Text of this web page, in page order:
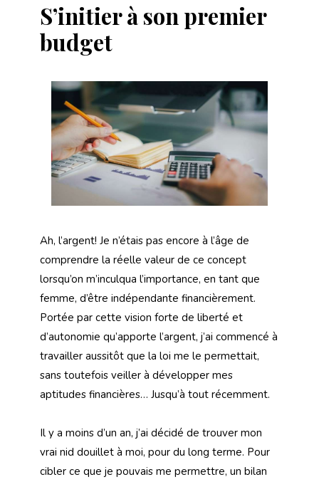
S’initier à son premier
budget
Ah, l’argent! Je n’étais pas encore à l’âge de
comprendre la réelle valeur de ce concept
lorsqu’on m’inculqua l’importance, en tant que
femme, d’être indépendante financièrement.
Portée par cette vision forte de liberté et
d’autonomie qu’apporte l’argent, j’ai commencé à
travailler aussitôt que la loi me le permettait,
sans toutefois veiller à développer mes
aptitudes financières… Jusqu’à tout récemment.
Il y a moins d’un an, j’ai décidé de trouver mon
vrai nid douillet à moi, pour du long terme. Pour
cibler ce que je pouvais me permettre, un bilan